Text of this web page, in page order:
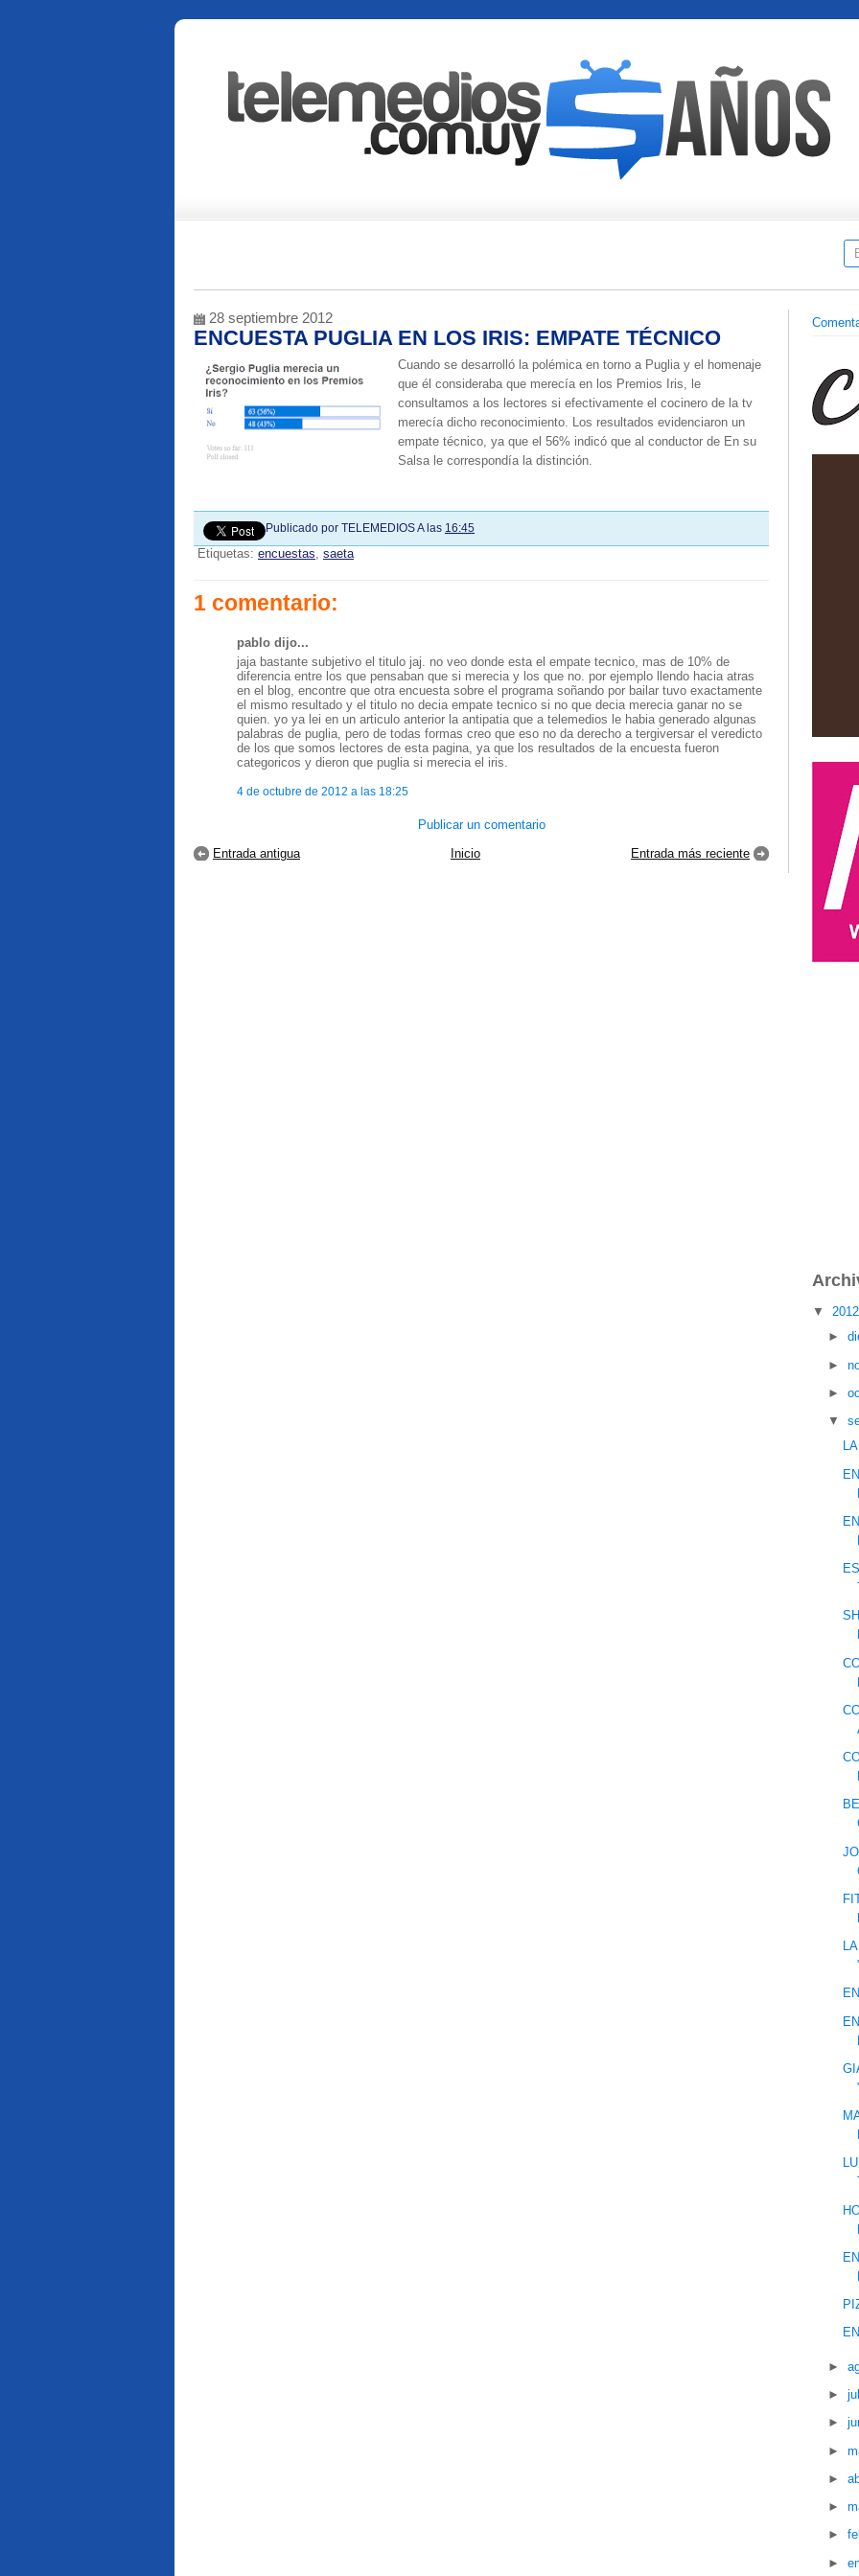
28 septiembre 2012
ENCUESTA PUGLIA EN LOS IRIS: EMPATE TÉCNICO
Cuando se desarrolló la polémica en torno a Puglia y el homenaje
que él consideraba que merecía en los Premios Iris, le
consultamos a los lectores si efectivamente el cocinero de la tv
merecía dicho reconocimiento. Los resultados evidenciaron un
empate técnico, ya que el 56% indicó que al conductor de En su
Salsa le correspondía la distinción.
Publicado por TELEMEDIOSA las 16:45
Etiquetas: encuestas, saeta
1 comentario:
pablo dijo...
jaja bastante subjetivo el titulo jaj. no veo donde esta el empate tecnico, mas de 10% de
diferencia entre los que pensaban que si merecia y los que no. por ejemplo llendo hacia atras
en el blog, encontre que otra encuesta sobre el programa soñando por bailar tuvo exactamente
el mismo resultado y el titulo no decia empate tecnico si no que decia merecia ganar no se
quien. yo ya lei en un articulo anterior la antipatia que a telemedios le habia generado algunas
palabras de puglia, pero de todas formas creo que eso no da derecho a tergiversar el veredicto
de los que somos lectores de esta pagina, ya que los resultados de la encuesta fueron
categoricos y dieron que puglia si merecia el iris.
4 de octubre de 2012 a las 18:25
Publicar un comentario
Entrada más reciente
Entrada antigua Inicio
▼
►
►
►
▼
►
►
►
►
►
►
►
►